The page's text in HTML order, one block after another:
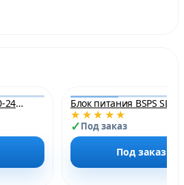
Блок питания PTN100-24V 100W 24V IP20
НОВИНКА
★★★★★
Под заказ
Под заказ